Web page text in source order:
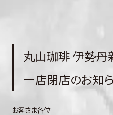
丸山珈琲 伊勢丹
ー店閉店のお知
お客さま各位